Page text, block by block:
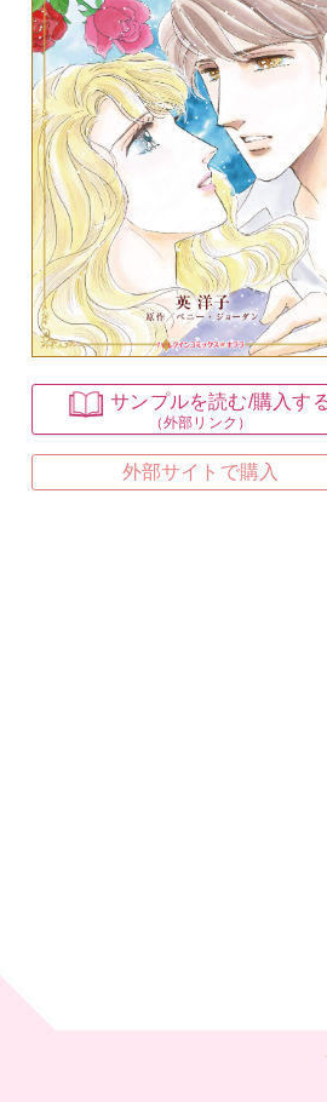
サンプルを読む/購入す
（外部リンク）
外部サイトで購入